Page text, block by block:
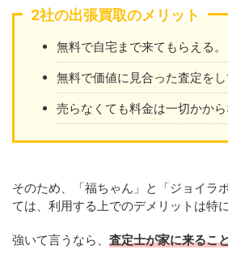
2社の出張買取のメリット
無料で自宅まで来てもらえる。
無料で価値に見合った査定をし
売らなくても料金は一切かから
そのため、「福ちゃん」と「ジョイラ
ては、利用する上でのデメリットは特
強いて言うなら、 査定士が家に来るこ